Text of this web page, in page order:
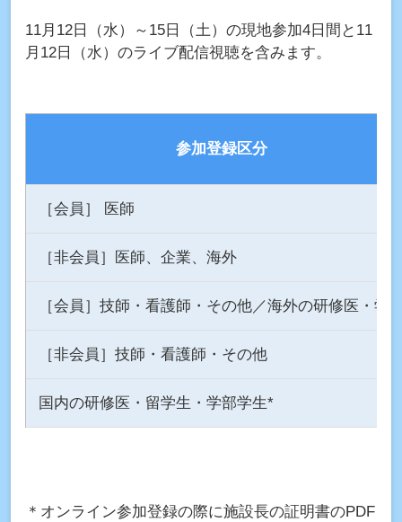
11月12日（水）～15日（土）の現地参加4日間と11
月12日（水）のライブ配信視聴を含みます。
参加登録区分
［会員］ 医師
［非会員］医師、企業、海外
［会員］技師・看護師・その他／海外の研修医・学
［非会員］技師・看護師・その他
国内の研修医・留学生・学部学生*
＊オンライン参加登録の際に施設長の証明書のPDF